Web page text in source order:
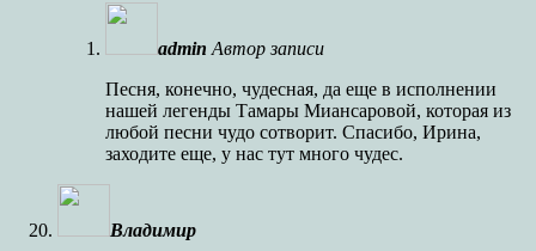
admin Автор записи
Песня, конечно, чудесная, да еще в исполнении
нашей легенды Тамары Миансаровой, которая из
любой песни чудо сотворит. Спасибо, Ирина,
заходите еще, у нас тут много чудес.
Владимир